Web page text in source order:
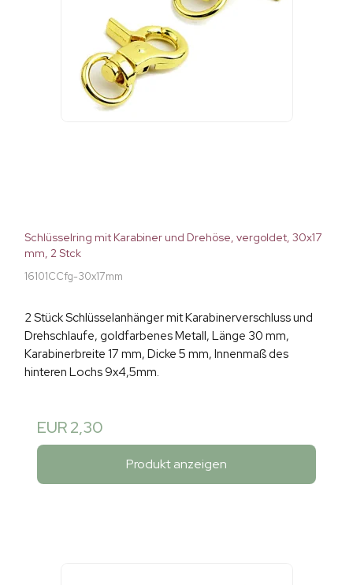
Schlüsselring mit Karabiner und Drehöse, vergoldet, 30x17
mm, 2 Stck
16101CCfg-30x17mm
2 Stück Schlüsselanhänger mit Karabinerverschluss und
Drehschlaufe, goldfarbenes Metall, Länge 30 mm,
Karabinerbreite 17 mm, Dicke 5 mm, Innenmaß des
hinteren Lochs 9x4,5mm.
EUR 2,30
Produkt anzeigen